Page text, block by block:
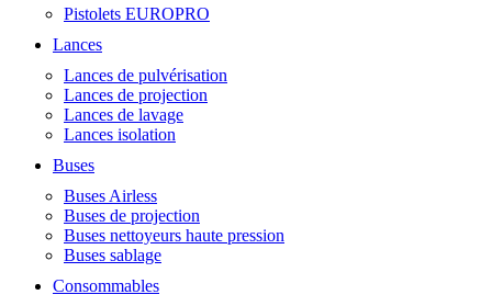
Pistolets EUROPRO
Lances
Lances de pulvérisation
Lances de projection
Lances de lavage
Lances isolation
Buses
Buses Airless
Buses de projection
Buses nettoyeurs haute pression
Buses sablage
Consommables